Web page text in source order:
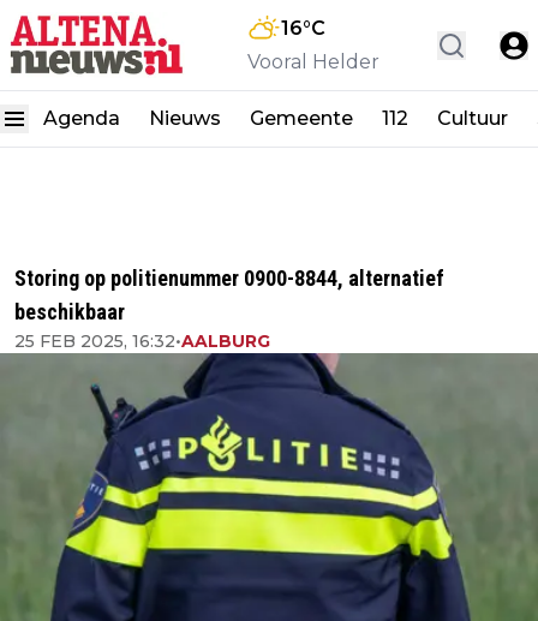
16°C
Vooral Helder
Agenda Nieuws Gemeente 112 Cultuur
Storing op politienummer 0900-8844, alternatief
beschikbaar
25 FEB 2025, 16:32•AALBURG